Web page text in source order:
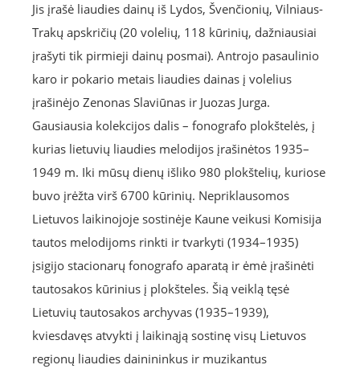
Jis įrašė liaudies dainų iš Lydos, Švenčionių, Vilniaus-
Trakų apskričių (20 volelių, 118 kūrinių, dažniausiai
įrašyti tik pirmieji dainų posmai). Antrojo pasaulinio
karo ir pokario metais liaudies dainas į volelius
įrašinėjo Zenonas Slaviūnas ir Juozas Jurga.
Gausiausia kolekcijos dalis – fonografo plokštelės, į
kurias lietuvių liaudies melodijos įrašinėtos 1935–
1949 m. Iki mūsų dienų išliko 980 plokštelių, kuriose
buvo įrėžta virš 6700 kūrinių. Nepriklausomos
Lietuvos laikinojoje sostinėje Kaune veikusi Komisija
tautos melodijoms rinkti ir tvarkyti (1934–1935)
įsigijo stacionarų fonografo aparatą ir ėmė įrašinėti
tautosakos kūrinius į plokšteles. Šią veiklą tęsė
Lietuvių tautosakos archyvas (1935–1939),
kviesdavęs atvykti į laikinąją sostinę visų Lietuvos
regionų liaudies dainininkus ir muzikantus